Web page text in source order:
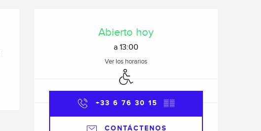
Abierto hoy
a 13:00
Ver los horarios
Acceso para minusválidos
+33 6 76 30 15 ▒▒
CONTÁCTENOS